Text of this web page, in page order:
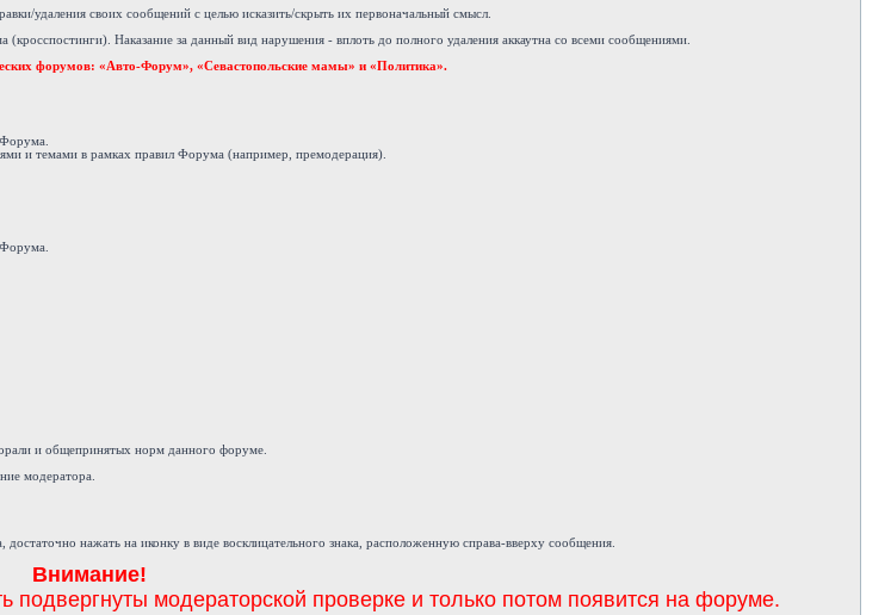
удаления своих сообщений с целью исказить/скрыть их первоначальный смысл.
Наказание за данный вид нарушения - вплоть до полного удаления аккаутна со всеми сообщениями.
форумов: «Авто-Форум», «Севастопольские мамы» и «Политика».
и темами в рамках правил Форума (например, премодерация).
и общепринятых норм данного форуме.
модератора.
нажать на иконку в виде восклицательного знака, расположенную справа-вверху сообщения.
Внимание!
модераторской проверке и только потом появится на форуме.